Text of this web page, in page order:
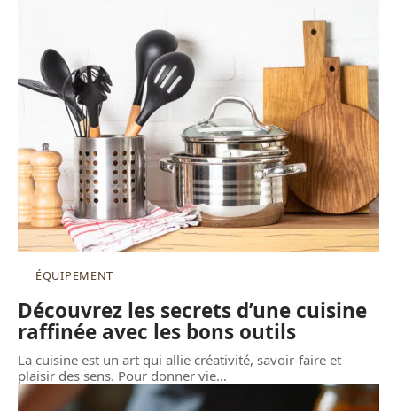
ÉQUIPEMENT
Découvrez les secrets d’une cuisine
raffinée avec les bons outils
La cuisine est un art qui allie créativité, savoir-faire et
plaisir des sens. Pour donner vie…